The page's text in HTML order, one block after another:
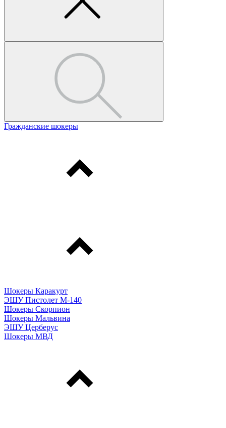
Гражданские шокеры
Шокеры Каракурт
ЭШУ Пистолет М-140
Шокеры Скорпион
Шокеры Мальвина
ЭШУ Церберус
Шокеры МВД